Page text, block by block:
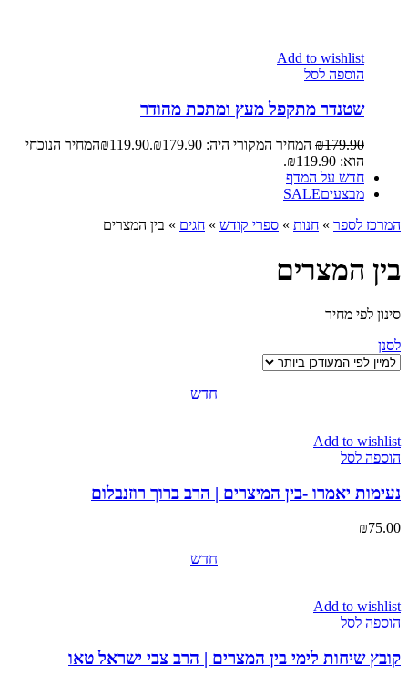
Add to wishlist
הוספה לסל
שטנדר מתקפל מעץ ומתכת מהודר
₪179.90 המחיר המקורי היה: ₪179.90. ₪119.90
המחיר הנוכחי
הוא: ₪119.90.
חדש על המדף
מבצעיםSALE
המרכז לספר » חנות » ספרי קודש » חגים » בין המצרים
בין המצרים
סינון לפי מחיר
לסנן
חדש
Add to wishlist
הוספה לסל
נעימות יאמרו -בין המיצרים | הרב ברוך רוזנבלום
₪75.00
חדש
Add to wishlist
הוספה לסל
קובץ שיחות לימי בין המצרים | הרב צבי ישראל טאו